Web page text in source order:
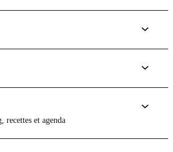
recettes et agenda